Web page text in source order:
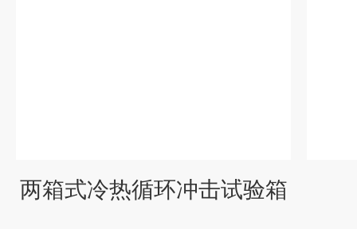
两箱式冷热循环冲击试验箱